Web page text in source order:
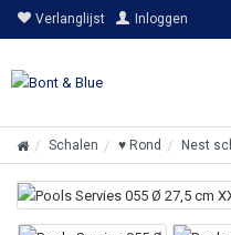
Verlanglijst Inloggen
Schalen ♥ Rond Nest